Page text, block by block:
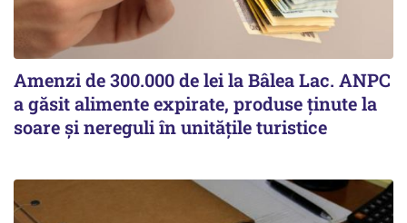
Amenzi de 300.000 de lei la Bâlea Lac. ANPC
a găsit alimente expirate, produse ținute la
soare și nereguli în unitățile turistice